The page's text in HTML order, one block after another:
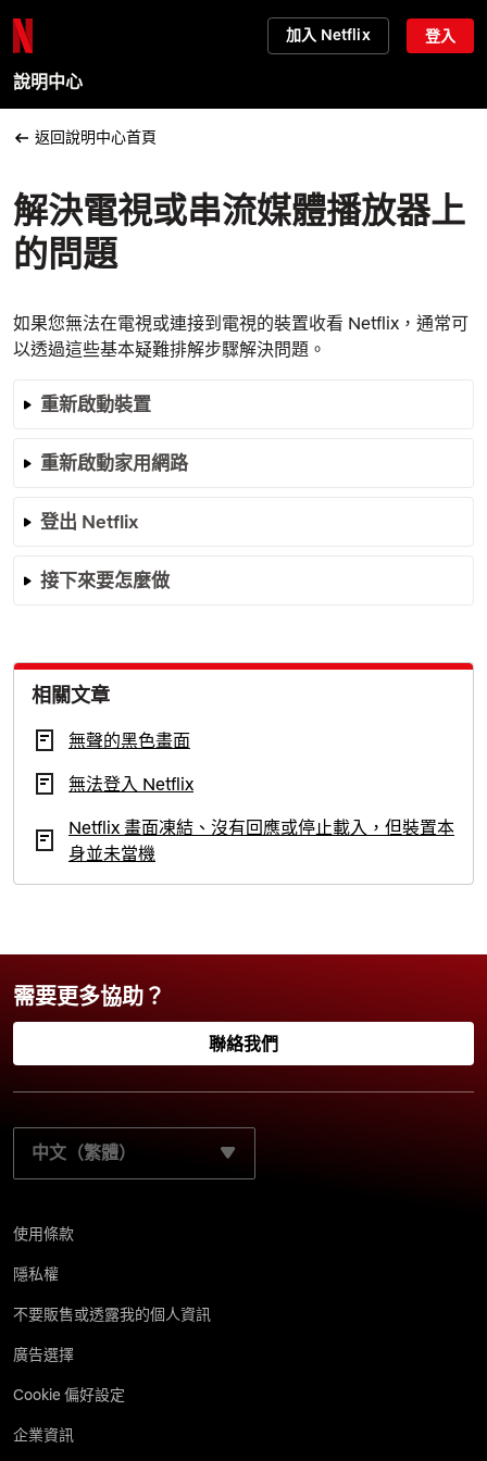
加入 Netflix 登入
說明中心
返回說明中心首頁
解決電視或串流媒體播放器上
的問題
如果您無法在電視或連接到電視的裝置收看 Netflix，通常可
以透過這些基本疑難排解步驟解決問題。
重新啟動裝置
重新啟動家用網路
登出 Netflix
接下來要怎麼做
相關文章
無聲的黑色畫面
無法登入 Netflix
Netflix 畫面凍結、沒有回應或停止載入，但裝置本
身並未當機
需要更多協助？
聯絡我們
請選取您的慣用語言：
使用條款
隱私權
不要販售或透露我的個人資訊
廣告選擇
Cookie 偏好設定
企業資訊